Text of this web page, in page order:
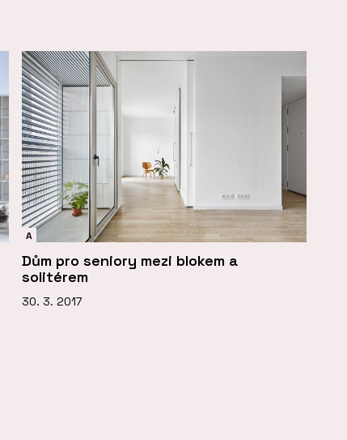
A
Dům pro seniory mezi blokem a
solitérem
30. 3. 2017